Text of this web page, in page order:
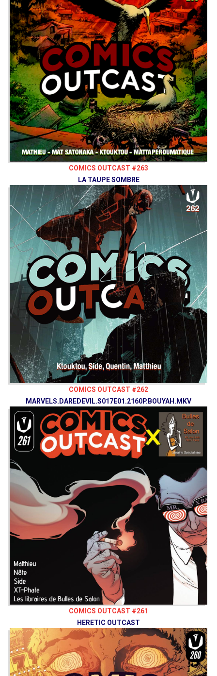
COMICS OUTCAST #263
LA TAUPE SOMBRE
COMICS OUTCAST #262
MARVELS.DAREDEVIL.S017E01.2160P.BOUYAH.MKV
COMICS OUTCAST #261
HERETIC OUTCAST